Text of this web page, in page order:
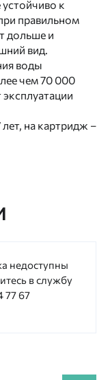
к
правильном
дольше и
вид.
воды
чем 70 000
лет, на картридж –
недоступны
в службу
77 67